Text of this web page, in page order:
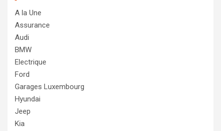
A la Une
Assurance
Audi
BMW
Electrique
Ford
Garages Luxembourg
Hyundai
Jeep
Kia